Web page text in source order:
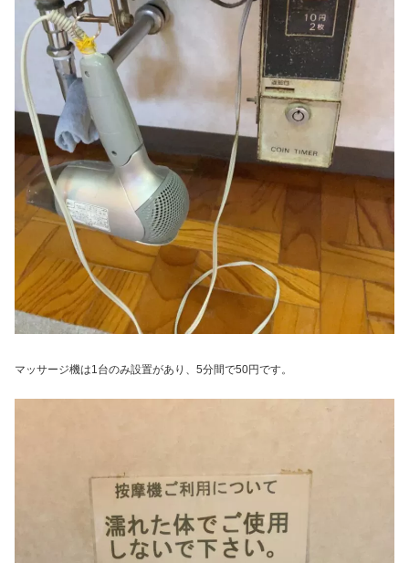
マッサージ機は1台のみ設置があり、5分間で50円です。